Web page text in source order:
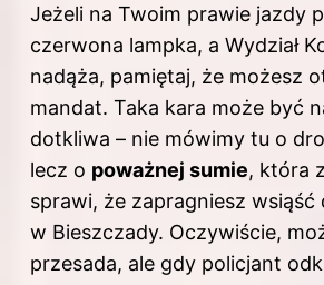
Jeżeli na Twoim prawie jazdy
czerwona lampka, a Wydział
nadąża, pamiętaj, że możesz
mandat. Taka kara może być
dotkliwa – nie mówimy tu o
lecz o poważnej sumie, która
sprawi, że zapragniesz wsiąść
w Bieszczady. Oczywiście,
przesada, ale gdy policjant